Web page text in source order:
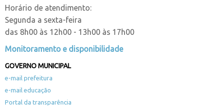
Horário de atendimento:
Segunda a sexta-feira
das 8h00 às 12h00 - 13h00 às 17h00
Monitoramento e disponibilidade
GOVERNO MUNICIPAL
e-mail prefeitura
e-mail educação
Portal da transparência